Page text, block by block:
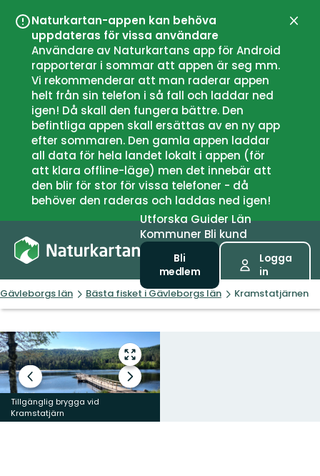
Naturkartan-appen kan behöva
uppdateras för vissa användare
Användare av Naturkartans app för Android
rapporterar i sommar att appen är seg mm.
Vi rekommenderar att man raderar appen
helt från sin telefon i så fall och laddar ned
igen! Då skall den fungera bättre. Den
befintliga appen skall ersättas av en ny app
efter sommaren. Den gamla appen laddar
all data för hela landet lokalt i appen (för
att klara offline-läge) men det innebär att
den blir för stor för vissa telefoner - då
behöver den raderas och laddas ned igen!
UtforskaGuiderLän
Kommuner Bli kund
Bli
medlem
Logga
in
Gävleborgs län Bästa fisket i Gävleborgs län Kramstatjärnen
Gå
till
helskärmsläge
Föregående
bild
Nästa
bildspel
Tillgänglig brygga vid
Kramstatjärn